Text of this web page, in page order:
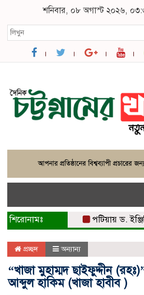
শনিবার, ০৮ অগাস্ট ২০২৬,
শিরোনামঃ পটিয়ায় ড.
প্রচ্ছদ অন্যান্য
“খাজা মুহাম্মদ ছাইফুদ্দীন
আব্দুল হাকিম (খাজা হাবীব )